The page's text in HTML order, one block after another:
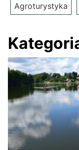
Agroturystyka